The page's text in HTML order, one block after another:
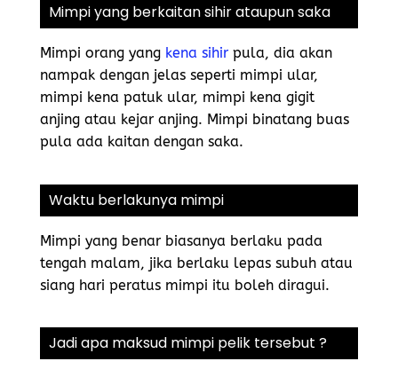
Mimpi yang berkaitan sihir ataupun saka
Mimpi orang yang kena sihir pula, dia akan
nampak dengan jelas seperti mimpi ular,
mimpi kena patuk ular, mimpi kena gigit
anjing atau kejar anjing. Mimpi binatang buas
pula ada kaitan dengan saka.
Waktu berlakunya mimpi
Mimpi yang benar biasanya berlaku pada
tengah malam, jika berlaku lepas subuh atau
siang hari peratus mimpi itu boleh diragui.
Jadi apa maksud mimpi pelik tersebut ?